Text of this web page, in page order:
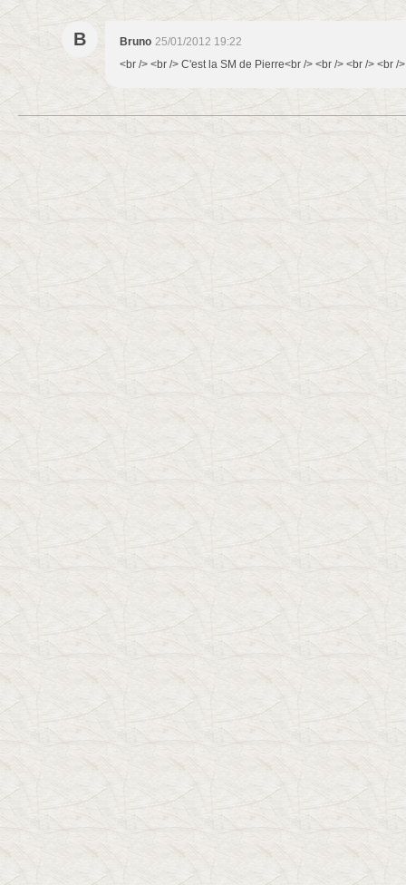
B Bruno 25/01/2012 19:22
<br /> <br /> C'est la SM de Pierre<br /> <br /> <br /> <br />